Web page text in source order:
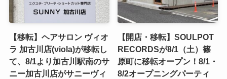
【移転】ヘアサロン ヴィオ
ラ 加古川店(viola)が移転し
て、8/1より加古川駅南のサ
ニー加古川店がサニーヴィ
【開店・移転】SOULPOT
RECORDSが8/1（土）篠
原町に移転オープン！8/1・
8/2オープニングパーティ